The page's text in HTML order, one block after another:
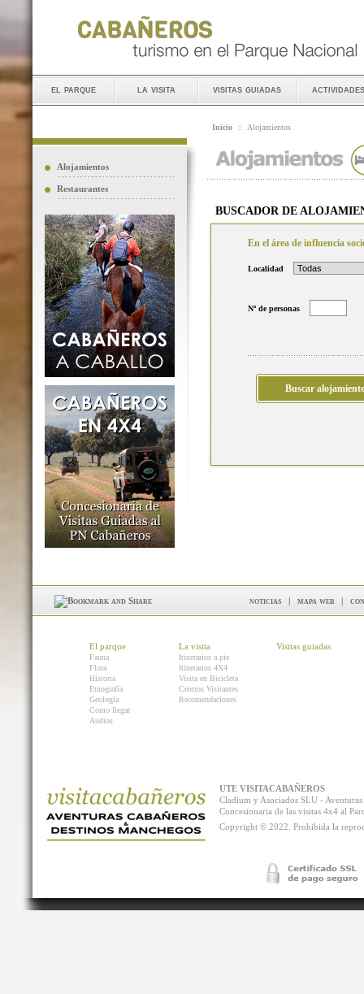
el parque la visita visitas guiadas actividades
Alojamientos
Restaurantes
Inicio :: Alojamientos
BUSCADOR DE
En el área de influencia
Localidad
Nº de personas
noticias | mapa web |
El parque
Fauna
Flora
Historia
Etnografía
Geología
Como llegar
Audios
La visita
Itinerarios a pie
Itinerarios 4X4
Visita en Bicicleta
Centros Visitantes
Recomendaciones
Visitas guiadas
UTE VISITACABAÑEROS
Cladium y Asociados SLU -
Concesionaria de las visitas 4x4 al
Copyright © 2022. Prohibida la